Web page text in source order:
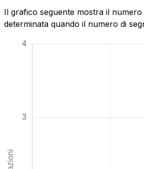
Il grafico seguente mostra il
determinata quando il numero di